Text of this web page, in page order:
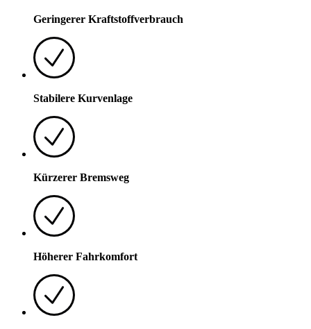
Geringerer Kraftstoffverbrauch
Stabilere Kurvenlage
Kürzerer Bremsweg
Höherer Fahrkomfort